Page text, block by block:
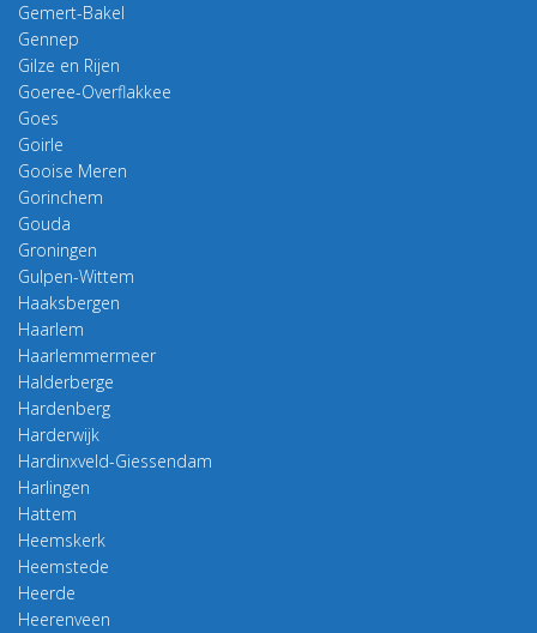
Gemert-Bakel
Gennep
Gilze en Rijen
Goeree-Overflakkee
Goes
Goirle
Gooise Meren
Gorinchem
Gouda
Groningen
Gulpen-Wittem
Haaksbergen
Haarlem
Haarlemmermeer
Halderberge
Hardenberg
Harderwijk
Hardinxveld-Giessendam
Harlingen
Hattem
Heemskerk
Heemstede
Heerde
Heerenveen